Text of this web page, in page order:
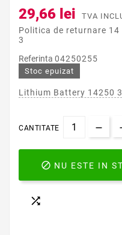
29,66 lei TVA
Politica de returnare 14
3
Referinta 04250255
Stoc epuizat
Lithium Battery 14250
CANTITATE
 NU ESTE IN
